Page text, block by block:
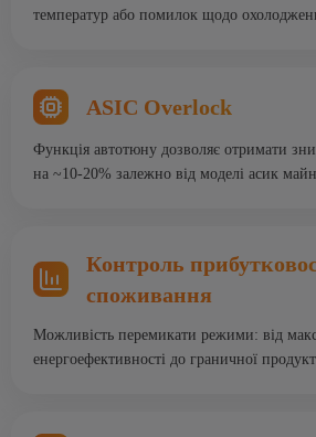
температур або помилок щодо
ASIC Overlock
Функція автотюну дозволяє отримати
на ~10-20% залежно від моделі асик
Контроль
споживання
Можливість перемикати режими: від
енергоефективності до граничної